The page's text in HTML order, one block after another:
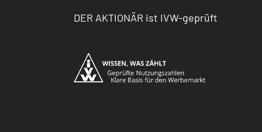
DER AKTIONÄR ist IVW-geprüft